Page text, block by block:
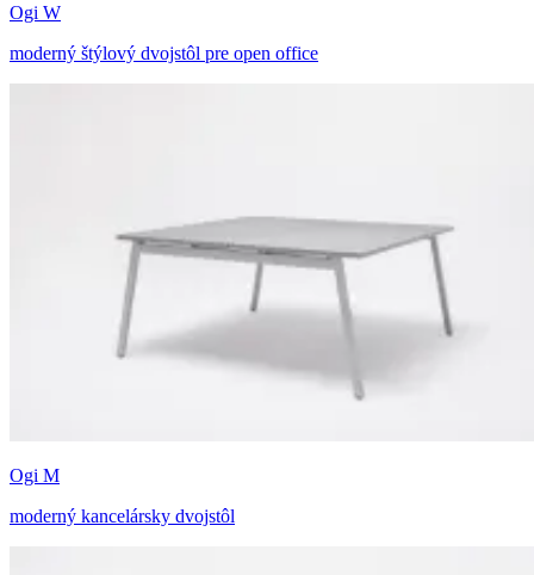
Ogi W
moderný štýlový dvojstôl pre open office
Ogi M
moderný kancelársky dvojstôl